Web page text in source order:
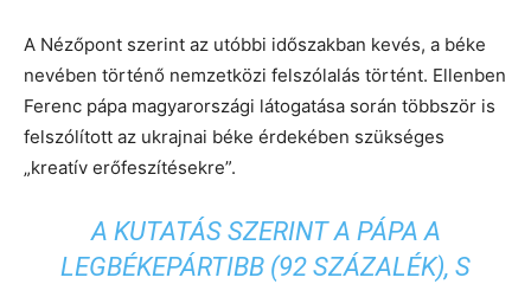
A Nézőpont szerint az utóbbi időszakban kevés, a béke
nevében történő nemzetközi felszólalás történt. Ellenben
Ferenc pápa magyarországi látogatása során többször is
felszólított az ukrajnai béke érdekében szükséges
„kreatív erőfeszítésekre”.
A KUTATÁS SZERINT A PÁPA A
LEGBÉKEPÁRTIBB (92 SZÁZALÉK), S